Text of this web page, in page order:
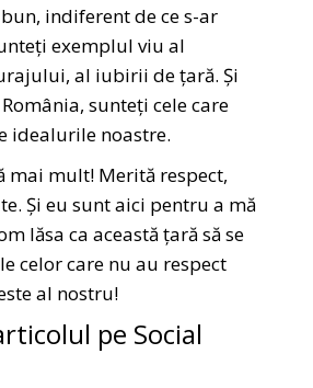
indiferent de ce s-ar
exemplul viu al
al iubirii de țară. Și
sunteți cele care
idealurile noastre.
mai mult! Merită respect,
Și eu sunt aici pentru a mă
lăsa ca această țară să se
celor care nu au respect
al nostru!
pe Social